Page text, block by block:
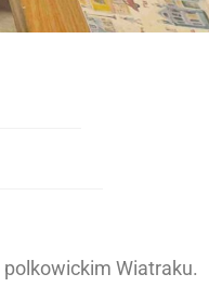
Wiatraku.